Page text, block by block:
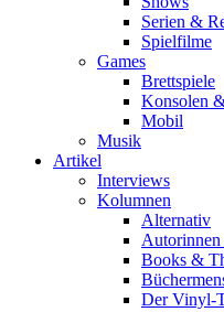
Serien &
Spielfilme
Games
Brettspiele
Konsolen
Mobil
Musik
Artikel
Interviews
Kolumnen
Alternativ
Books &
Der Vinyl-